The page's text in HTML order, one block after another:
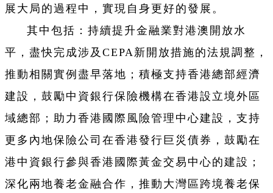
展大局的過程中，實現自身更好的發展。
其中包括：持續提升金融業對港澳開放水
平，盡快完成涉及CEPA新開放措施的法規調整，
推動相關實例盡早落地；積極支持香港總部經濟
建設，鼓勵中資銀行保險機構在香港設立境外區
域總部；助力香港國際風險管理中心建設，支持
更多內地保險公司在香港發行巨災債券，鼓勵在
港中資銀行參與香港國際黃金交易中心的建設；
深化兩地養老金融合作，推動大灣區跨境養老保